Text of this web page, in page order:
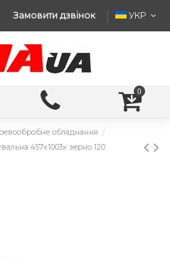
Замовити дзвінок УКР
0
обладнання
457x1003x зерно 120